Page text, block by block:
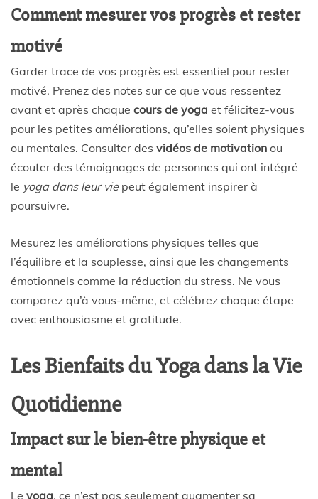
Comment mesurer vos progrès et rester
motivé
Garder trace de vos progrès est essentiel pour rester
motivé. Prenez des notes sur ce que vous ressentez
avant et après chaque cours de yoga et félicitez-vous
pour les petites améliorations, qu’elles soient physiques
ou mentales. Consulter des vidéos de motivation ou
écouter des témoignages de personnes qui ont intégré
le yoga dans leur viepeut également inspirer à
poursuivre.
Mesurez les améliorations physiques telles que
l’équilibre et la souplesse, ainsi que les changements
émotionnels comme la réduction du stress. Ne vous
comparez qu’à vous-même, et célébrez chaque étape
avec enthousiasme et gratitude.
Les Bienfaits du Yoga dans la Vie
Quotidienne
Impact sur le bien-être physique et
mental
Le yoga, ce n’est pas seulement augmenter sa